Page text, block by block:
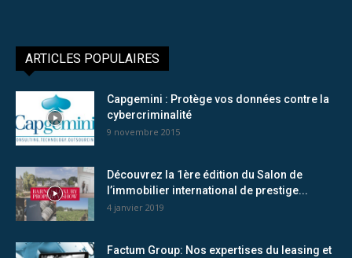
ARTICLES POPULAIRES
Capgemini : Protège vos données contre la
cybercriminalité
9 novembre 2015
Découvrez la 1ère édition du Salon de
l’immobilier international de prestige...
4 janvier 2019
Factum Group: Nos expertises du leasing et